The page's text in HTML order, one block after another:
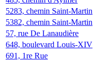
5283, chemin Saint-Martin
5382, chemin Saint-Martin
57, rue De Lanaudière
648, boulevard Louis-XIV
691, 1re Rue